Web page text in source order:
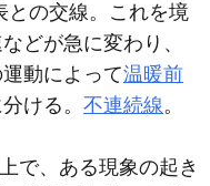
との交線。これを境
どが急に変わり、
動によって温暖前
ける。 不連続線。
で、ある現象の起き